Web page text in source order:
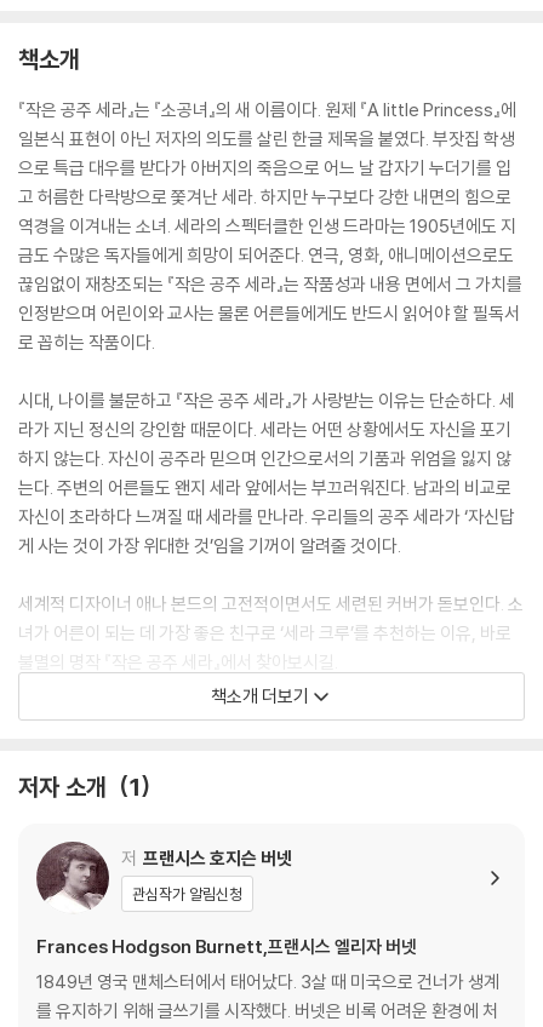
책소개
『작은 공주 세라』는 『소공녀』의 새 이름이다. 원제 『A little Princess』에
일본식 표현이 아닌 저자의 의도를 살린 한글 제목을 붙였다. 부잣집 학생
으로 특급 대우를 받다가 아버지의 죽음으로 어느 날 갑자기 누더기를 입
고 허름한 다락방으로 쫓겨난 세라. 하지만 누구보다 강한 내면의 힘으로
역경을 이겨내는 소녀. 세라의 스펙터클한 인생 드라마는 1905년에도 지
금도 수많은 독자들에게 희망이 되어준다. 연극, 영화, 애니메이션으로도
끊임없이 재창조되는 『작은 공주 세라』는 작품성과 내용 면에서 그 가치를
인정받으며 어린이와 교사는 물론 어른들에게도 반드시 읽어야 할 필독서
로 꼽히는 작품이다.
시대, 나이를 불문하고 『작은 공주 세라』가 사랑받는 이유는 단순하다. 세
라가 지닌 정신의 강인함 때문이다. 세라는 어떤 상황에서도 자신을 포기
하지 않는다. 자신이 공주라 믿으며 인간으로서의 기품과 위엄을 잃지 않
는다. 주변의 어른들도 왠지 세라 앞에서는 부끄러워진다. 남과의 비교로
자신이 초라하다 느껴질 때 세라를 만나라. 우리들의 공주 세라가 ‘자신답
게 사는 것이 가장 위대한 것’임을 기꺼이 알려줄 것이다.
세계적 디자이너 애나 본드의 고전적이면서도 세련된 커버가 돋보인다. 소
녀가 어른이 되는 데 가장 좋은 친구로 ‘세라 크루’를 추천하는 이유, 바로
불멸의 명작 『작은 공주 세라』에서 찾아보시길.
A beloved classic, A Little Princess, now in a revolutionary ne
the artist behind world-renowned stationery brand, Rifle Pap
This beloved classic is now available as a Penguin Mini. Compl
ete and unabridged, the book's revolutionary landscape desig
sacrificing readability. Perfectly sized to slip into a pocket or b
ag, Penguin Minis are ideal for reading on the go.
책소개 더보기
저자 소개 1
저 프랜시스 호지슨 버넷
관심작가 알림신청
Frances Hodgson Burnett,프랜시스 엘리자 버넷
1849년 영국 맨체스터에서 태어났다. 3살 때 미국으로 건너가 생계
를 유지하기 위해 글쓰기를 시작했다. 버넷은 비록 어려운 환경에 처